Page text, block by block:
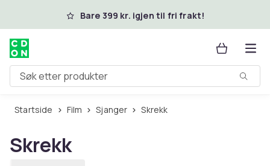
Hopp til hovedinnholdBare 399 kr. igjen til fri frakt!
Søk etter produkter
Startside Film Sjanger Skrekk
Skrekk